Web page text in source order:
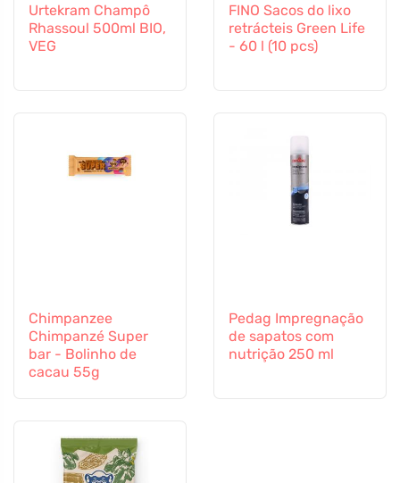
Urtekram Champô
Rhassoul 500ml BIO,
VEG
FINO Sacos do lixo
retrácteis Green Life
- 60 l (10 pcs)
Chimpanzee
Chimpanzé Super
bar - Bolinho de
cacau 55g
Pedag Impregnação
de sapatos com
nutrição 250 ml